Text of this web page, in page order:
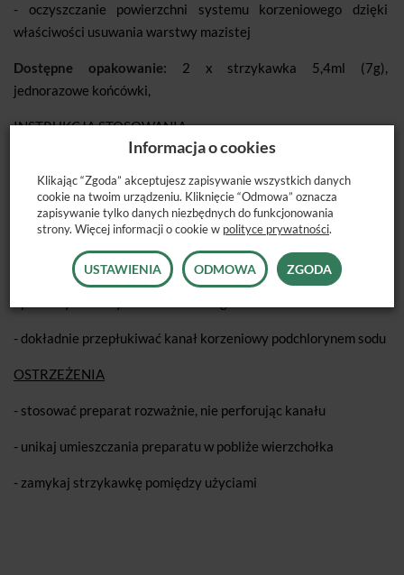
- oczyszczanie powierzchni systemu korzeniowego dzięki
właściwości usuwania warstwy mazistej
Dostępne opakowanie: 2 x strzykawka 5,4ml (7g),
jednorazowe końcówki,
INSTRUKCJA STOSOWANIA
ujściu kanału korzeniowego
- delikatnie przepychać preparat do światła kanału
- aplikacje preparatu ponawiać do czasu ukończenia
- dokładnie przepłukiwać kanał korzeniowy podchlorynem sodu
OSTRZEŻENIA
- stosować preparat rozważnie, nie perforując kanału
- unikaj umieszczania preparatu w pobliże wierzchołka
- zamykaj strzykawkę pomiędzy użyciami
Informacja o cookies
Klikając “Zgoda” akceptujesz zapisywanie wszystkich danych
cookie na twoim urządzeniu. Kliknięcie “Odmowa” oznacza
zapisywanie tylko danych niezbędnych do funkcjonowania
strony. Więcej informacji o cookie w polityce prywatności.
USTAWIENIA ODMOWA ZGODA